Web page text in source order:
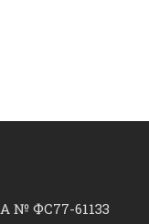
№ ФС77-61133